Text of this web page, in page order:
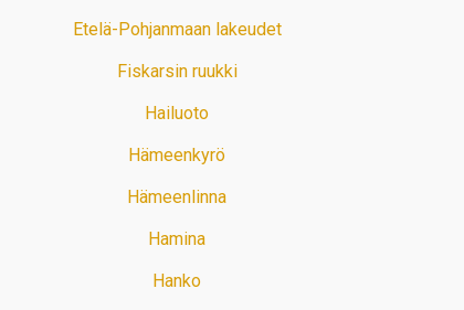
Etelä-Pohjanmaan lakeudet
Fiskarsin ruukki
Hailuoto
Hämeenkyrö
Hämeenlinna
Hamina
Hanko